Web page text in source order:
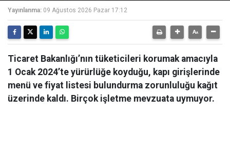
Yayınlanma: 09 Ağustos 2026 Pazar 17:12
Ticaret Bakanlığı’nın tüketicileri korumak amacıyla
1 Ocak 2024’te yürürlüğe koyduğu, kapı girişlerinde
menü ve fiyat listesi bulundurma zorunluluğu kağıt
üzerinde kaldı. Birçok işletme mevzuata uymuyor.